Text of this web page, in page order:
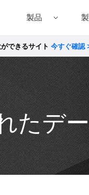
製品
スーパーメディア変
for Windows
for Mac
•
できるサイト 今すぐ確認
たデ